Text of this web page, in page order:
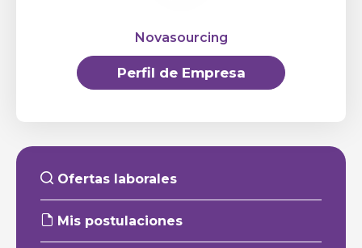
Novasourcing
Perfil de Empresa
Ofertas laborales
Mis postulaciones